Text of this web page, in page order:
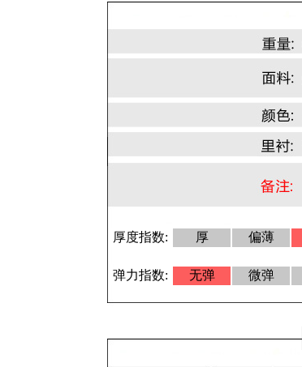
厚度指数: 厚 偏薄
弹力指数: 无弹 微弹